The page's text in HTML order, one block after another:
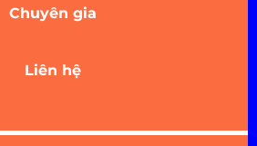
Chuyên gia
Liên hệ